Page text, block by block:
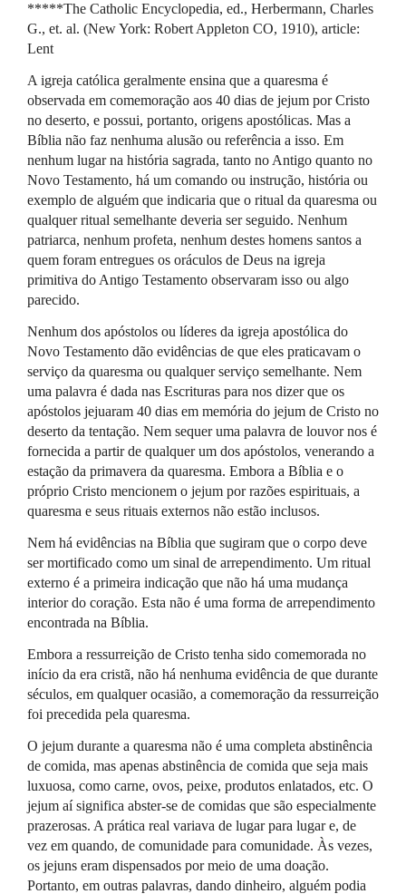
*****The Catholic Encyclopedia, ed., Herbermann, Charles
G., et. al. (New York: Robert Appleton CO, 1910), article:
Lent
A igreja católica geralmente ensina que a quaresma é
observada em comemoração aos 40 dias de jejum por Cristo
no deserto, e possui, portanto, origens apostólicas. Mas a
Bíblia não faz nenhuma alusão ou referência a isso. Em
nenhum lugar na história sagrada, tanto no Antigo quanto no
Novo Testamento, há um comando ou instrução, história ou
exemplo de alguém que indicaria que o ritual da quaresma ou
qualquer ritual semelhante deveria ser seguido. Nenhum
patriarca, nenhum profeta, nenhum destes homens santos a
quem foram entregues os oráculos de Deus na igreja
primitiva do Antigo Testamento observaram isso ou algo
parecido.
Nenhum dos apóstolos ou líderes da igreja apostólica do
Novo Testamento dão evidências de que eles praticavam o
serviço da quaresma ou qualquer serviço semelhante. Nem
uma palavra é dada nas Escrituras para nos dizer que os
apóstolos jejuaram 40 dias em memória do jejum de Cristo no
deserto da tentação. Nem sequer uma palavra de louvor nos é
fornecida a partir de qualquer um dos apóstolos, venerando a
estação da primavera da quaresma. Embora a Bíblia e o
próprio Cristo mencionem o jejum por razões espirituais, a
quaresma e seus rituais externos não estão inclusos.
Nem há evidências na Bíblia que sugiram que o corpo deve
ser mortificado como um sinal de arrependimento. Um ritual
externo é a primeira indicação que não há uma mudança
interior do coração. Esta não é uma forma de arrependimento
encontrada na Bíblia.
Embora a ressurreição de Cristo tenha sido comemorada no
início da era cristã, não há nenhuma evidência de que durante
séculos, em qualquer ocasião, a comemoração da ressurreição
foi precedida pela quaresma.
O jejum durante a quaresma não é uma completa abstinência
de comida, mas apenas abstinência de comida que seja mais
luxuosa, como carne, ovos, peixe, produtos enlatados, etc. O
jejum aí significa abster-se de comidas que são especialmente
prazerosas. A prática real variava de lugar para lugar e, de
vez em quando, de comunidade para comunidade. Às vezes,
os jejuns eram dispensados por meio de uma doação.
Portanto, em outras palavras, dando dinheiro, alguém podia